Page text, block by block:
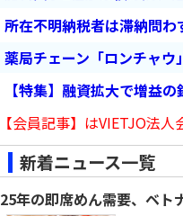
所在不明納税者は滞納問
薬局チェーン「ロンチャ
【特集】融資拡大で増益
【会員記事】はVIETJO法
新着ニュース一覧
25年の即席めん需要、ベ